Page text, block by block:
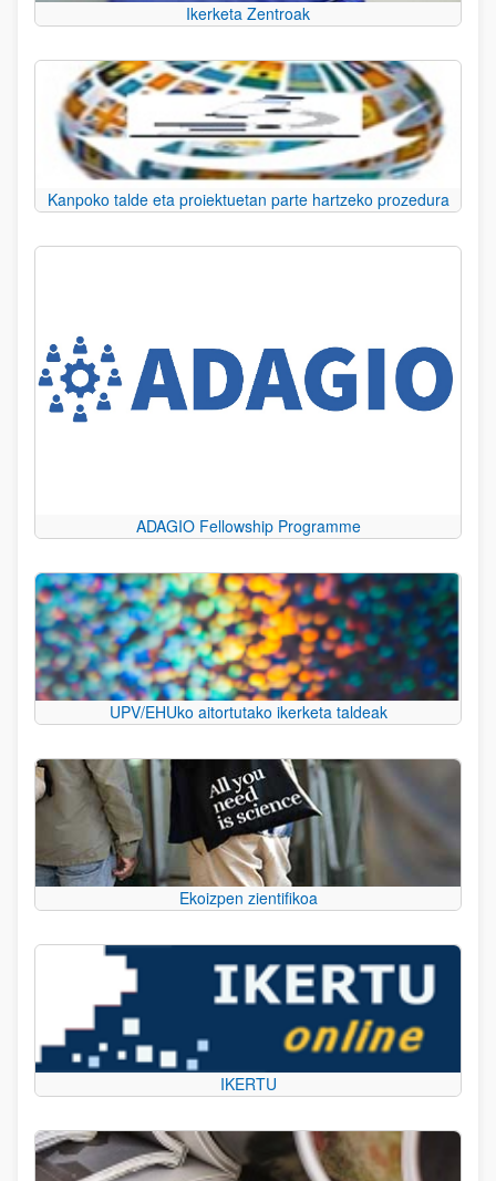
Ikerketa Zentroak
Kanpoko talde eta proiektuetan parte hartzeko prozedura
ADAGIO Fellowship Programme
UPV/EHUko aitortutako ikerketa taldeak
Ekoizpen zientifikoa
IKERTU